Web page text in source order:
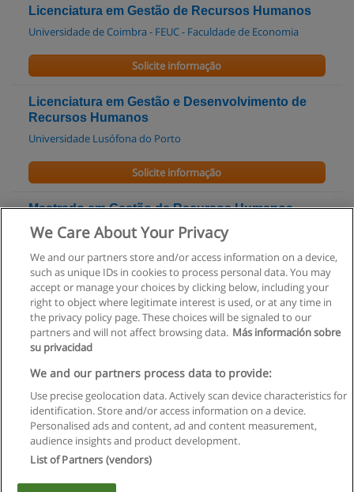
Licenciatura em Gestão de Recursos Humanos
Universidade de Coimbra - FEUC - Faculdade de Economia
Solicite informação
Licenciatura em Gestão e Desenvolvimento de
Recursos Humanos
Universidade Lusófona do Porto
Solicite informação
Mestrado em Gestão de Recursos Humanos
[FCESE]
Solicite informação
Regras de uso
Privacidade de dados
Entrar em contato com Educaedu
Copyright © Educaedu Business S.L. - CIF : B-95610580: -
We Care About Your Privacy
We and our partners store and/or access information on a device,
such as unique IDs in cookies to process personal data. You may
accept or manage your choices by clicking below, including your
right to object where legitimate interest is used, or at any time in
the privacy policy page. These choices will be signaled to our
partners and will not affect browsing data. Más información sobre
su privacidad
We and our partners process data to provide:
Use precise geolocation data. Actively scan device characteristics for
identification. Store and/or access information on a device.
Personalised ads and content, ad and content measurement,
audience insights and product development.
List of Partners (vendors)